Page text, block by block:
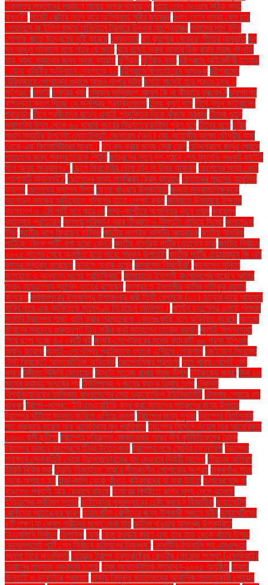
একমাত্র সন্তানের প্রয়াণে মায়ের অশ্রু থামছে না গায়ে তেল দেওয়ার সঠিক সময়
কখন?" গার্মেন্ট সেক্টরে নতুন করে অস্থিরতা সৃষ্টির ষড়যন্ত্র গুগল ফোন নম্বর কেন চায়
গোয়ালন্দে মা ইলিশ রক্ষায় অভিযানে ট্রলারে উদ্ধার আগ্নেয়াস্ত্র গ্যাসের দাম বৃদ্ধি
পোশাক খাতে উদ্বেগের সৃষ্টি করেছে গ্রেফতার ঘন কুয়াশায় বেড়েছে শীতের অনুভূতি ঘন
ঘন আঙুল মটকালে হতে পারে যে ক্ষতি ঘরে বসেই ভ্রুর আকার ঠিক করার সহজ পদ্ধতি
ঘাড় ব্যথা কমানোর জন্য সহজ ব্যায়াম ঘূর্ণিঝড় ঘূর্ণিঝড় দানা চট্টগ্রামে আইনজীবী হত্যায়
: যৌথ বাহিনীর অভিযানে গ্রেপ্তার ২০ চট্টগ্রামে ছিনতাইয়ের আতঙ্ক চট্টগ্রামের
টেরিবাজারে পোশাকের গুদামে আগুন লাগার ঘটনা চলতি মাসেই হবে প্রথম চন্দ্র ও
সূর্যগ্রহণ চাকরি চাকরির খবর চামড়ার মানিব্যাগ আসল কি না কীভাবে বুঝবেন? চারপাশের
বাস্তবতা বদলে দিচ্ছে যে জনপ্রিয় প্রযুক্তিগুলো চিন্ময় কৃষ্ণ দাস চীনে নতুন ভাইরাসের
প্রাদুর্ভাব চীনে প্রবীণদের যত্নে এআই প্রযুক্তির দিকে ঝুঁকছে সরকার চীনের নতুন
জ্বালানির উৎস থেকে ৬০ হাজার বছরের বিদ্যুতের চাহিদা পূরণ হবে চীনের মতে চুরির
স্থান স্বরাষ্ট্র উপদেষ্টা লেফটেন্যান্ট জেনারেল (অব.) মো. জাহাঙ্গীর আলম চৌধুরীর বাসা
থেকে এক কিলোমিটারের মধ্যে। চুল বড় করার জন্য সেরা তেল চৌদ্দগ্রামে বন্ধুর প্রেমে
সহায়তার জন্য স্কুলছাত্রকে পিটুনি ছাত্রদের নতুন দল গঠনে শেষ মুহূর্তেও সঙ্কট কাটেনি
ছিল অন্য সংক্রমণও" ছেলে ক্রিকেটার হোক চান না উমর আকমল ছেলেদের জন্য কোন
পোশাকটি মানানসই? ছেলেদের জন্য সানস্ক্রিন ক্রিম ব্যবহার ছেলেদের পছন্দের আধুনিক
ফ্যাশন ছেলেদের ফ্যাশন টিপস ছোলা খাওয়ার উপকারিতা জনতা মাদ্রাসাশিক্ষককে
অশোভন কাজের অভিযোগে পুলিশের হাতে সোপর্দ করল জমিয়তে উলামায়ে ইসলাম
বাংলাদেশ ও এবি পার্টি মনে করে যে জম্মু–কাশ্মীরে অশান্তির নতুন তরঙ্গ জরায়ুমুখ
ক্যানসার প্রতিরোধ জলবায়ু পরিবর্তন খরার তীব্রতা ও বিস্তৃতি বাড়িয়ে দিচ্ছে জলাতঙ্ক
টিকা জাতীয় দলে ফিরছেন তামিম! জাতীয় নাগরিক কমিটির আহ্বায়ক জাতীয় নাগরিক
পার্টিকে ‘কিংস পার্টি’ বলা হচ্ছে কেন? জাতীয় নাগরিক পার্টির নেতৃত্বে যারা জাতীয় নির্বাচন
২০২৫ সালের শেষে অনুষ্ঠিত হতে পারে: প্রধান উপদেষ্টা জাতীয় পার্টির চেয়ারম্যান জি এম
কাদের মন্তব্য করেছেন জানলে অবাক হবেন জানালেন বিজ্ঞানীরা" জানালেন সুনিতা
জামায়াত ও অন্যান্য দলের প্রতিক্রিয়া'' জামায়াতে ইসলামী বাংলাদেশের নায়েবে আমির
সৈয়দ আবদুল্লাহ মুহাম্মদ তাহের বলেছেন জামায়াতে ইসলামীর আমির শফিকুর রহমান
বলেছেন জামালপুরের ইসলামপুর উপজেলায় স্ত্রী তিথী বেগমকে (২৩) হত্যার দায়ে আহসান
হাবিব নামে এক ব্যক্তিকে মৃত্যুদণ্ড দিয়েছেন আদালত। জার্মান চ্যান্সেলর ওলাফ শলৎজ
জার্মানি ট্রাম্পের গাজা খালি করার প্রস্তাবকে 'কেলেঙ্কারি' বলে অভিহিত করেছে জাহাজ
জীবনের সবচেয়ে গুরুত্বপূর্ণ তিন নারীর কথা জানালেন তারেক রহমান জুলাই বিপ্লবগাথা
নিয়ে ছাপা হচ্ছে ৪০ কোটি বই জুলাই-সেপ্টেম্বরের মধ্যে ব্যাংকটি ৬৬ পয়সা ইপিএস
অর্জন করেছে জুলাই–সেপ্টেম্বর প্রান্তিকে ব্যাংক এশিয়ার লোকসান জেইডেন সিলসের
টেস্ট ক্রিকেটে আন্তর্জাতিক অভিষেক জেলেনস্কির প্রশংসা ঝাল খাবার খেলেই মেদ
কমবে টঙ্গীতে বিজিবি মোতায়েন টমেটো সতেজ রাখার সহজ টিপস টাইফয়েড জ্বর: টানা ১৫
মাসের ভয়াবহ সংঘর্ষের পর টিউলিপসহ ৭ জনের ব্যাংক হিসাব তলব টেকসই
বিশ্ববিদ্যালয়ের তালিকায় বাংলাদেশের সেরা ড্যাফোডিল ইউনিভার্সিটি টেসলার শেয়ারে বড়
ধাক্কা ট্রাম্প–মাস্ক: ‘ইউএসএআইডি বন্ধ করা আমাদের শত্রুদের জন্য উপহার
ট্রাম্পের ঘাঁটিতে জনমত জরিপে এগিয়ে কমলা ট্রাম্পের জন্য সুখবর ট্রাম্পের নির্দেশনায়
গত শুক্রবার ভয়েস অব আমেরিকার মূল প্রতিষ্ঠান ট্রাম্পের নির্দেশে ভয়েস অব আমেরিকার
১৩০০ কর্মী ছুটিতে ট্রাম্পের পরিকল্পনা মোকাবেলায় আরব শীর্ষ কূটনীতিকদের বৈঠক
ট্রাম্পের ভাষণে কংগ্রেসে তীব্র উত্তেজনা ট্রাম্পের সঙ্গে মোদির ফোনালাপ ট্রাম্পের
স্বাক্ষরে সেনাবাহিনী থেকে ট্রান্সজেন্ডারদের বাদ দেওয়ার নির্বাহী আদেশ ট্রেনের অগ্রিম
টিকিট বিক্রি শুরু ট্রেন্ডি ডিজাইনে 'সারা'র শীতকালীন পোশাকের সংগ্রহ ঠাকুরগাঁও শহর
থেকে অপহৃত হন ঠান্ডা-কাশি থেকে বাঁচতে বাইকারদের যা করা উচিত ডলারের দাম না
বাড়লেও প্রবাসী আয় যেভাবে বাড়ছে ডলারের বিপরীতে রুপির মূল্য নেমে এসেছে
ইতিহাসের সর্বনিম্ন স্তরে ডাইনোসর পুনরুদ্ধারের চেষ্টা করছেন বিজ্ঞানীরা ডায়াবেটিস
রোগীদের আতঙ্কের কারণ ডায়াবেটিস রোগীদের জন্য উপকারী সজনে ডাঁটা ডায়াবেটিসের
৪টি লক্ষণ যা কেবল নারীদের মধ্যে দেখা যায় ডালিম খাওয়ার অসংখ্য উপকারিতা
ডিএসসিসি নির্বাচন ডিপসিক ডেঙ্গু ডেঙ্গু হওয়ার কারণ এবং তার হাত থেকে বাঁচার উপায়
ডেভেলপমেন্ট পার্টি পেল নির্বাচন কমিশনের নিবন্ধন" ডেসটিনি-ইভ্যালি সহ এমএলএম
ব্যবসা নিয়ে সতর্কবার্তা ডোনাল্ড ট্রাম্প যুক্তরাষ্ট্রের কেন্দ্রীয় গোয়েন্দা সংস্থা (এফবিআই)
ড্রোনের মাধ্যমে নজরদারি চলছে ঢাকা আন্তর্জাতিক ম্যারাথন-২০২৫ অনুষ্ঠিত ঢাকায়
ছিনতাই ও ডাকাতির প্রবণতা ঢাকায় নিযুক্ত জাতিসংঘের আবাসিক সমন্বয়কারী গোয়েন